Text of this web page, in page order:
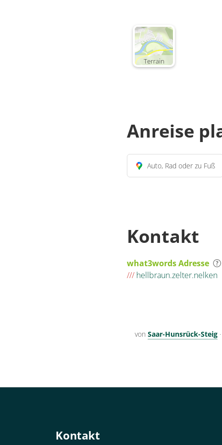
Terrain
Anreise
Auto, Rad oder zu Fuß
Kontakt
what3words Adresse
/// hellbraun.zelter.nelken
von Saar-Hunsrück-Steig ·
Kontakt